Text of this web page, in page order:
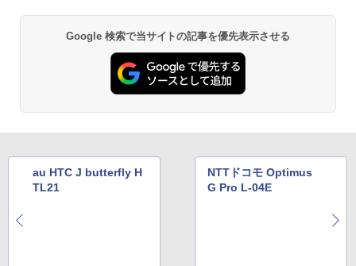
Google 検索で当サイトの記事を優先表示させる
au HTC J butterfly H
TL21
NTTドコモ Optimus
G Pro L-04E